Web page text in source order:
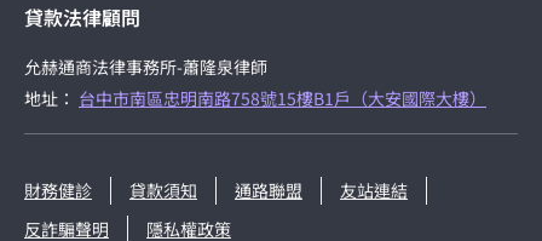
貸款法律顧問
允赫通商法律事務所-蕭隆泉律師
地址： 台中市南區忠明南路758號15樓B1戶（大安國際大樓）
財務健診 貸款須知 通路聯盟
友站連結
反詐騙聲明
隱私權政策